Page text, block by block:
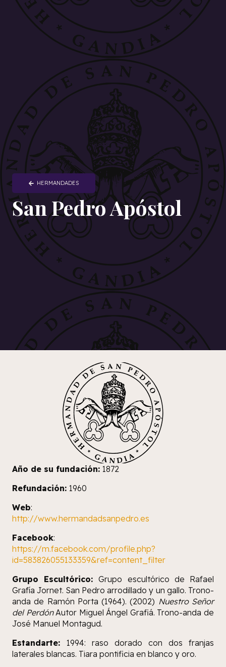
HERMANDADES
San Pedro Apóstol
Año de su fundación: 1872
Refundación: 1960
Web:
http://www.hermandadsanpedro.es
Facebook:
https://m.facebook.com/profile.php?
id=583826055133359&ref=content_filter
Grupo Escultórico:Grupo escultórico de Rafael
Grafía Jornet. San Pedro arrodillado y un gallo. Trono-
anda de Ramón Porta (1964). (2002) Nuestro Señor
del Perdón Autor Miguel Ángel Grafiá. Trono-anda de
José Manuel Montagud.
Estandarte: 1994: raso dorado con dos franjas
laterales blancas. Tiara pontificia en blanco y oro.